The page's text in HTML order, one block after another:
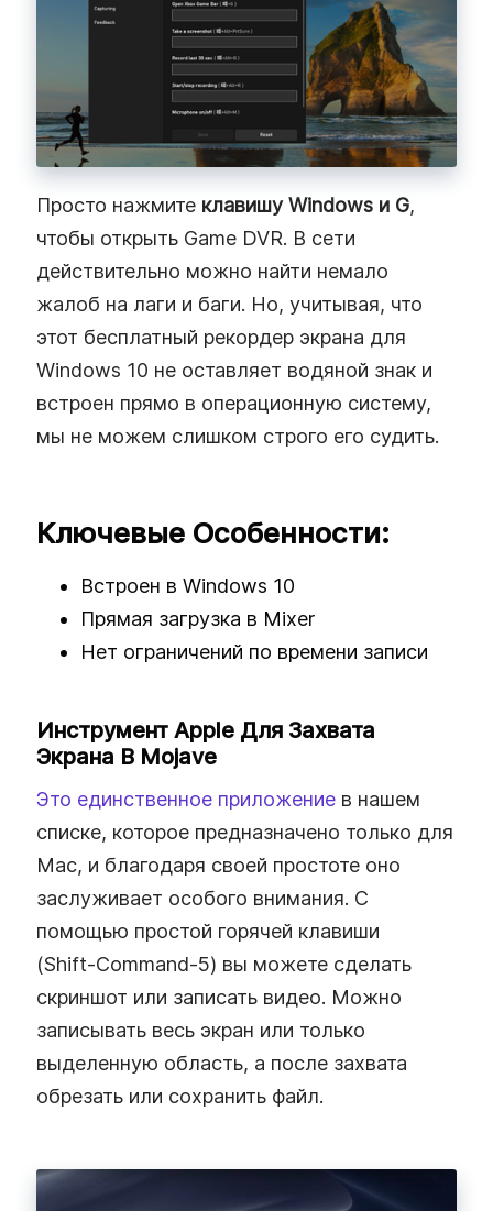
Просто нажмите клавишу Windows и G,
чтобы открыть Game DVR. В сети
действительно можно найти немало
жалоб на лаги и баги. Но, учитывая, что
этот бесплатный рекордер экрана для
Windows 10 не оставляет водяной знак и
встроен прямо в операционную систему,
мы не можем слишком строго его судить.
Ключевые Особенности:
Встроен в Windows 10
Прямая загрузка в Mixer
Нет ограничений по времени записи
Инструмент Apple Для Захвата
Экрана В Mojave
Это единственное приложение в нашем
списке, которое предназначено только для
Mac, и благодаря своей простоте оно
заслуживает особого внимания. С
помощью простой горячей клавиши
(Shift‑Command‑5) вы можете сделать
скриншот или записать видео. Можно
записывать весь экран или только
выделенную область, а после захвата
обрезать или сохранить файл.